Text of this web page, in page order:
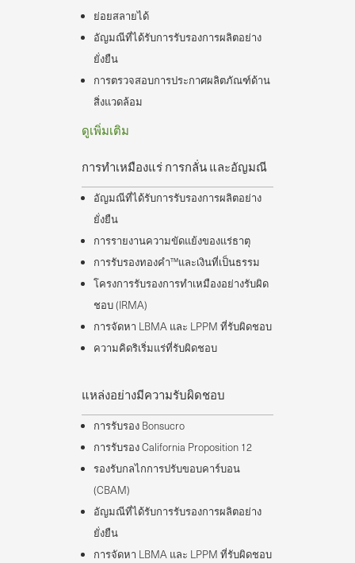
ย่อยสลายได้
อัญมณีที่ได้รับการรับรองการผลิตอย่าง
ยั่งยืน
การตรวจสอบการประกาศผลิตภัณฑ์ด้าน
สิ่งแวดล้อม
ดูเพิ่มเติม
การทำเหมืองแร่ การกลั่น และอัญมณี
อัญมณีที่ได้รับการรับรองการผลิตอย่าง
ยั่งยืน
การรายงานความขัดแย้งของแร่ธาตุ
การรับรองทองคํา™และเงินที่เป็นธรรม
โครงการรับรองการทำเหมืองอย่างรับผิด
ชอบ (IRMA)
การจัดหา LBMA และ LPPM ที่รับผิดชอบ
ความคิดริเริ่มแร่ที่รับผิดชอบ
แหล่งอย่างมีความรับผิดชอบ
การรับรอง Bonsucro
การรับรอง California Proposition 12
รองรับกลไกการปรับขอบคาร์บอน
(CBAM)
อัญมณีที่ได้รับการรับรองการผลิตอย่าง
ยั่งยืน
การจัดหา LBMA และ LPPM ที่รับผิดชอบ